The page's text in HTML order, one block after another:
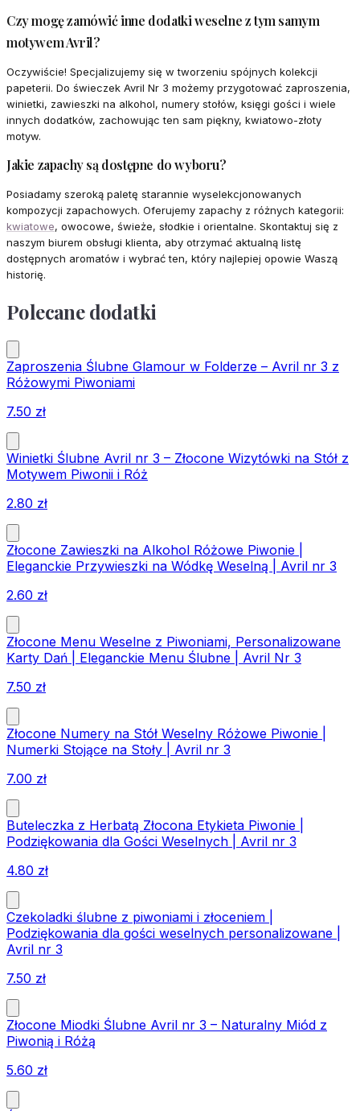
Czy mogę zamówić inne dodatki weselne z tym samym
motywem Avril?
Oczywiście! Specjalizujemy się w tworzeniu spójnych kolekcji
papeterii. Do świeczek Avril Nr 3 możemy przygotować zaproszenia,
winietki, zawieszki na alkohol, numery stołów, księgi gości i wiele
innych dodatków, zachowując ten sam piękny, kwiatowo-złoty
motyw.
Jakie zapachy są dostępne do wyboru?
Posiadamy szeroką paletę starannie wyselekcjonowanych
kompozycji zapachowych. Oferujemy zapachy z różnych kategorii:
kwiatowe, owocowe, świeże, słodkie i orientalne. Skontaktuj się z
naszym biurem obsługi klienta, aby otrzymać aktualną listę
dostępnych aromatów i wybrać ten, który najlepiej opowie Waszą
historię.
Polecane dodatki
Zaproszenia Ślubne Glamour w Folderze – Avril nr 3 z
Różowymi Piwoniami
7.50 zł
Winietki Ślubne Avril nr 3 – Złocone Wizytówki na Stół z
Motywem Piwonii i Róż
2.80 zł
Złocone Zawieszki na Alkohol Różowe Piwonie |
Eleganckie Przywieszki na Wódkę Weselną | Avril nr 3
2.60 zł
Złocone Menu Weselne z Piwoniami, Personalizowane
Karty Dań | Eleganckie Menu Ślubne | Avril Nr 3
7.50 zł
Złocone Numery na Stół Weselny Różowe Piwonie |
Numerki Stojące na Stoły | Avril nr 3
7.00 zł
Buteleczka z Herbatą Złocona Etykieta Piwonie |
Podziękowania dla Gości Weselnych | Avril nr 3
4.80 zł
Czekoladki ślubne z piwoniami i złoceniem |
Podziękowania dla gości weselnych personalizowane |
Avril nr 3
7.50 zł
Złocone Miodki Ślubne Avril nr 3 – Naturalny Miód z
Piwonią i Różą
5.60 zł